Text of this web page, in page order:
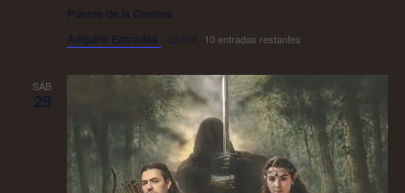
Puente de la Cantina
Adquirir Entradas
59,00€ 10 entradas restantes
SÁB
29